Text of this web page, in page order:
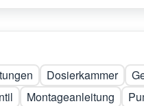
Dosierkammer
Montageanleitung